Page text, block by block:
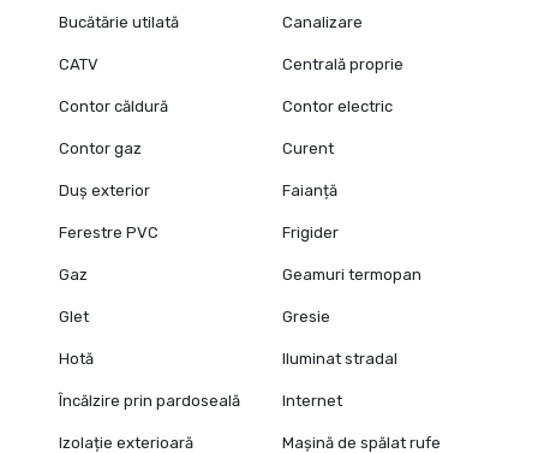
Bucătărie utilată Canalizare
CATV Centrală proprie
Contor căldură Contor electric
Contor gaz Curent
Duș exterior Faianță
Ferestre PVC Frigider
Gaz Geamuri termopan
Glet Gresie
Hotă Iluminat stradal
Încălzire prin pardoseală Internet
Izolație exterioară Mașină de spălat rufe